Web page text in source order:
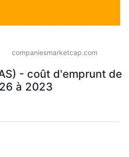
companiesmarketcap.com
- coût d'emprunt de
à 2023